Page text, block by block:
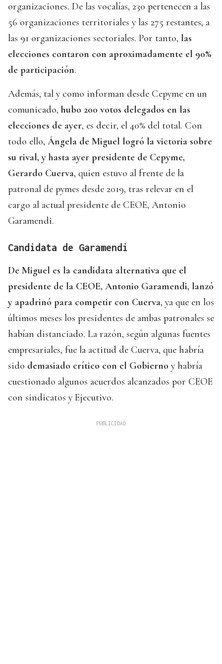
organizaciones. De las vocalías, 230 pertenecen a las
56 organizaciones territoriales y las 275 restantes, a
las 91 organizaciones sectoriales. Por tanto, las
elecciones contaron con aproximadamente el 90%
de participación.
Además, tal y como informan desde Cepyme en un
comunicado, hubo 200 votos delegados en las
elecciones de ayer, es decir, el 40% del total. Con
todo ello, Ángela de Miguel logró la victoria sobre
su rival, y hasta ayer presidente de Cepyme,
Gerardo Cuerva, quien estuvo al frente de la
patronal de pymes desde 2019, tras relevar en el
cargo al actual presidente de CEOE, Antonio
Garamendi.
Candidata de Garamendi
De Miguel es la candidata alternativa que el
presidente de la CEOE, Antonio Garamendi, lanzó
y apadrinó para competir con Cuerva, ya que en los
últimos meses los presidentes de ambas patronales se
habían distanciado. La razón, según algunas fuentes
empresariales, fue la actitud de Cuerva, que habría
sido demasiado crítico con el Gobierno y habría
cuestionado algunos acuerdos alcanzados por CEOE
con sindicatos y Ejecutivo.